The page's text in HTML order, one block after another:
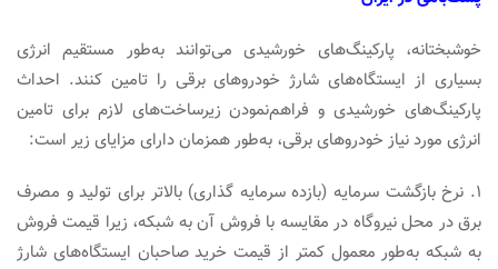
خوشبختانه، پارکینگ‌های خورشیدی می‌توانند به‌طور مستقیم انرژی
بسیاری از ایستگاه‌های شارژ خودروهای برقی را تامین کنند. احداث
پارکینگ‌‌های خورشیدی و فراهم‌نمودن زیرساخت‌های لازم برای تامین
انرژی مورد نیاز خودروهای برقی، به‌طور همزمان دارای مزایای زیر است:
۱. نرخ بازگشت سرمایه (بازده سرمایه گذاری) بالاتر برای تولید و مصرف
برق در محل نیروگاه در مقایسه با فروش آن به شبکه، زیرا قیمت فروش
به شبکه به‌طور معمول کمتر از قیمت خرید صاحبان ایستگاه‌های شارژ